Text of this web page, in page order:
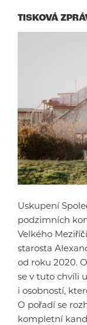
TISKOVÁ
Uskupení
podzimních
Velkého
starosta
od roku 2020.
se v tuto chvíli
i osobností,
O pořadí se
kompletní